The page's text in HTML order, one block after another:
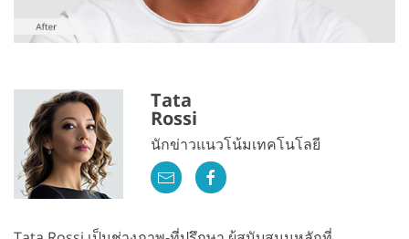
Tata
Rossi
นักข่าวแนวโน้มเทคโนโลยี